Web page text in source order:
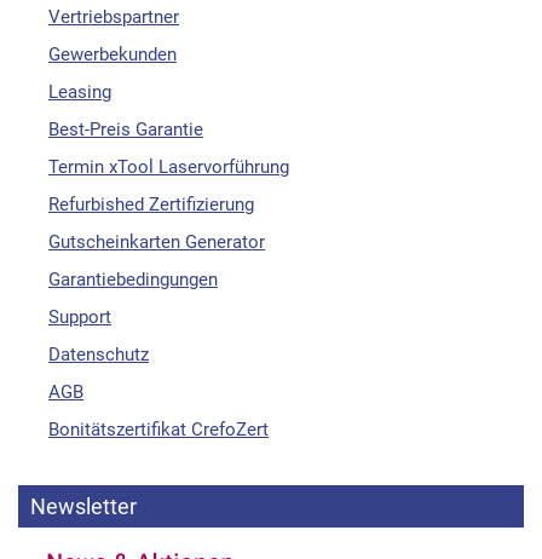
Vertriebspartner
Gewerbekunden
Leasing
Best-Preis Garantie
Termin xTool Laservorführung
Refurbished Zertifizierung
Gutscheinkarten Generator
Garantiebedingungen
Support
Datenschutz
AGB
Bonitätszertifikat CrefoZert
Newsletter